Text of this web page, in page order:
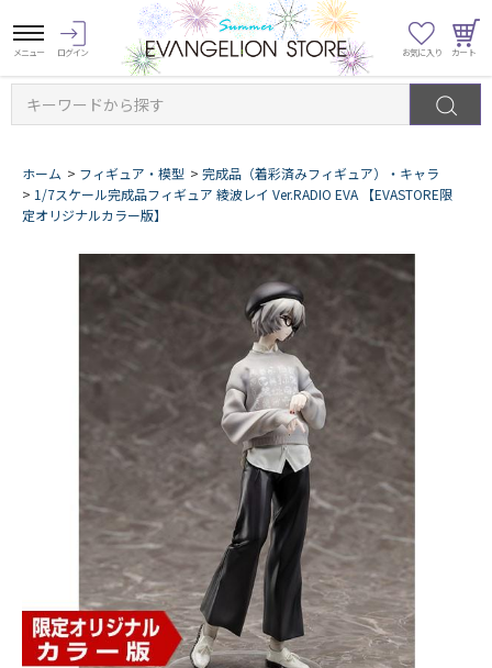
キーワードから探す
ホーム > フィギュア・模型 > 完成品（着彩済みフィギュア）・キャラ
> 1/7スケール完成品フィギュア 綾波レイ Ver.RADIO EVA 【EVASTORE限
定オリジナルカラー版】